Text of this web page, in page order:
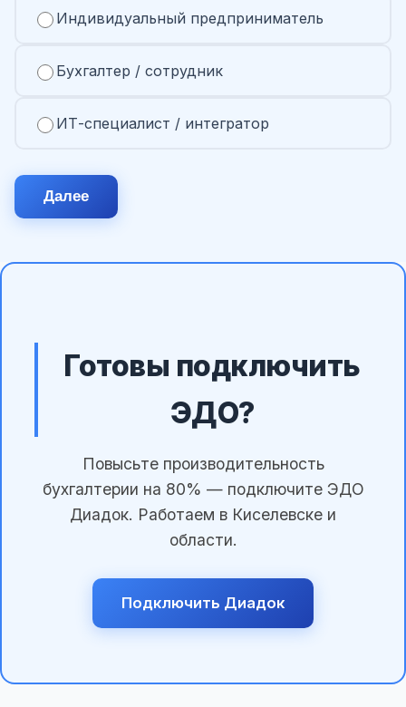
Индивидуальный предприниматель
Бухгалтер / сотрудник
ИТ-специалист / интегратор
Далее
Готовы подключить
ЭДО?
Повысьте производительность
бухгалтерии на 80% — подключите ЭДО
Диадок. Работаем в Киселевске и
области.
Подключить Диадок